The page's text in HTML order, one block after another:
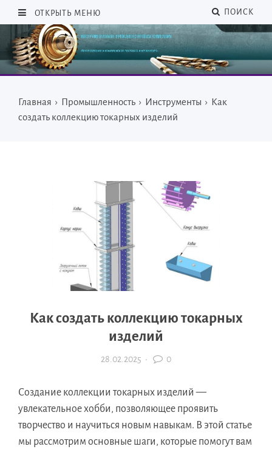
ОТКРЫТЬ МЕНЮ ПОИСК
Главная › Промышленность › Инструменты › Как
создать коллекцию токарных изделий
Как создать коллекцию токарных
изделий
28.02.2025 · 0
Создание коллекции токарных изделий —
увлекательное хобби, позволяющее проявить
творчество и научиться новым навыкам. В этой статье
мы рассмотрим основные шаги, которые помогут вам